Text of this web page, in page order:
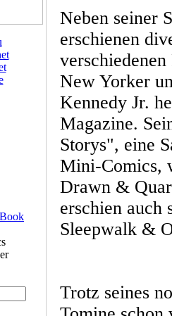
Neben seiner
erschienen
New Yorker
Kennedy Jr.
Magazine.
Storys", eine
Mini-Comics,
Drawn &
erschien auch
Sleepwalk &
Trotz seines